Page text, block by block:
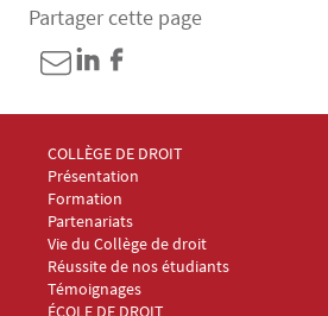
Partager cette page
Menu Footer Collège et École de droit 1
COLLÈGE DE DROIT
Présentation
Formation
Partenariats
Vie du Collège de droit
Réussite de nos étudiants
Témoignages
Menu Footer Collège et École de droit 2
ÉCOLE DE DROIT